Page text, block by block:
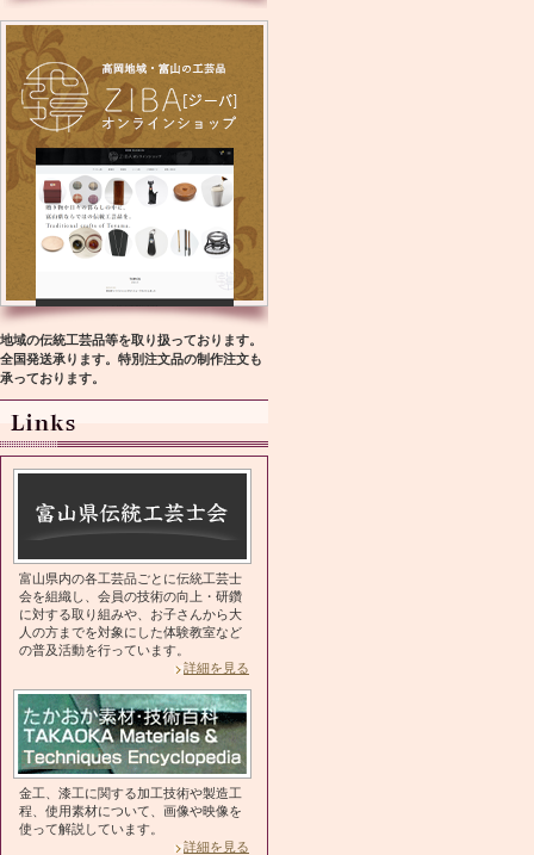
地域の伝統工芸品等を取り扱っております。
全国発送承ります。特別注文品の制作注文も
承っております。
富山県内の各工芸品ごとに伝統工芸士
会を組織し、会員の技術の向上・研鑽
に対する取り組みや、お子さんから大
人の方までを対象にした体験教室など
の普及活動を行っています。
詳細を見る
金工、漆工に関する加工技術や製造工
程、使用素材について、画像や映像を
使って解説しています。
詳細を見る